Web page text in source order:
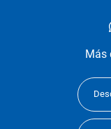
Más